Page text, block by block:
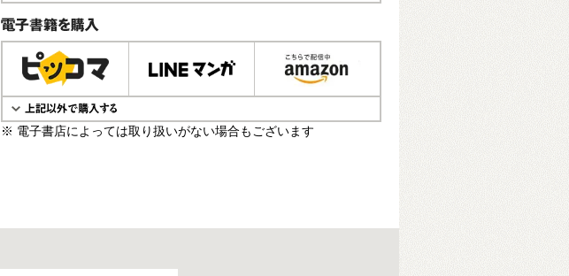
電子書籍で購入
※ 電子書店によっては取り扱いがない場合もございます